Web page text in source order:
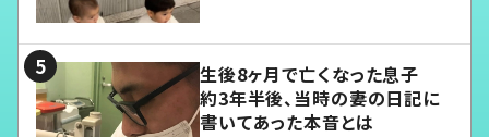
生後8ヶ月で亡くなった息子
約3年半後、当時の妻の日記に
書いてあった本音とは